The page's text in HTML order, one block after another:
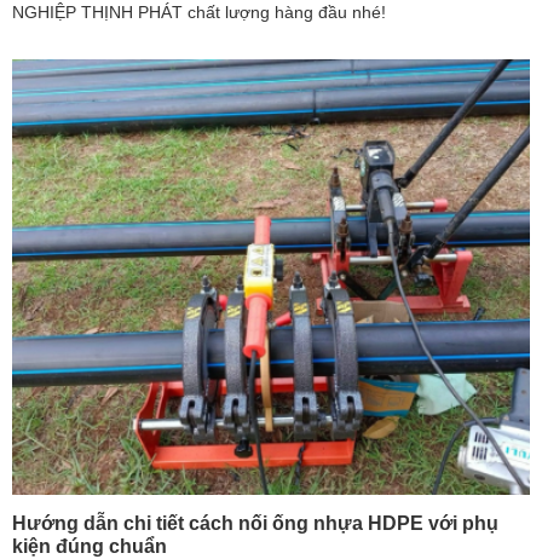
NGHIỆP THỊNH PHÁT chất lượng hàng đầu nhé!
Hướng dẫn chi tiết cách nối ống nhựa HDPE với phụ
kiện đúng chuẩn